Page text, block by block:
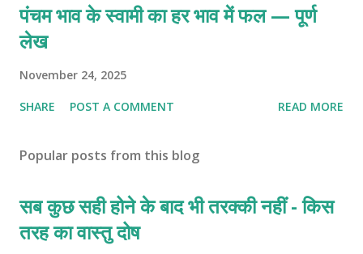
पंचम भाव के स्वामी का हर भाव में फल — पूर्ण
लेख
November 24, 2025
SHARE POST A COMMENT READ MORE
Popular posts from this blog
सब कुछ सही होने के बाद भी तरक्की नहीं - किस
तरह का वास्तु दोष